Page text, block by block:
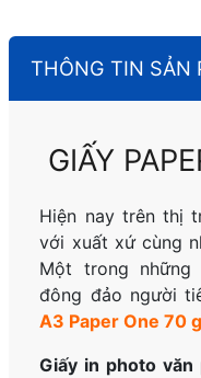
THÔNG TIN SẢN
GIẤY
Hiện nay trên thị
với xuất xứ cùng
Một trong
đông đảo người
A3 Paper One 70
Giấy in photo văn